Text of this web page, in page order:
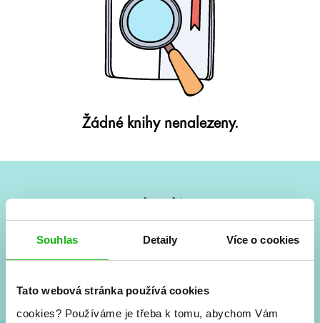
Souhlas Detaily Více o cookies
Tato webová stránka používá cookies
cookies? Používáme je třeba k tomu, abychom Vám
Žádné knihy nenalezeny.
Vše kolem #youngadult každý měsíc rovnou do mailu!
a seriálové adaptace a další.